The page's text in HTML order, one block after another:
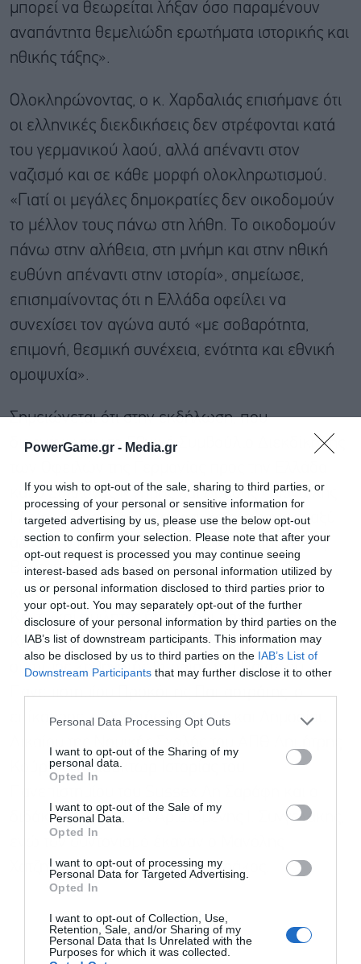
PowerGame.gr - Media.gr
If you wish to opt-out of the sale, sharing to third parties, or
processing of your personal or sensitive information for
targeted advertising by us, please use the below opt-out
section to confirm your selection. Please note that after your
opt-out request is processed you may continue seeing
interest-based ads based on personal information utilized by
us or personal information disclosed to third parties prior to
your opt-out. You may separately opt-out of the further
disclosure of your personal information by third parties on the
IAB’s list of downstream participants. This information may
also be disclosed by us to third parties on the IAB’s List of
Downstream Participants that may further disclose it to other
Personal Data Processing Opt Outs
I want to opt-out of the Sharing of my
personal data.
Opted In
I want to opt-out of the Sale of my
Personal Data.
Opted In
I want to opt-out of processing my
Personal Data for Targeted Advertising.
Opted In
I want to opt-out of Collection, Use,
Retention, Sale, and/or Sharing of my
Personal Data that Is Unrelated with the
Purposes for which it was collected.
μπορεί να θεωρείται λήξαν όσο παραμένουν
αναπάντητα θεμελιώδη ερωτήματα ιστορικής και
ηθικής τάξης».
Ολοκληρώνοντας, ο κ. Χαρδαλιάς επισήμανε ότι
οι ελληνικές διεκδικήσεις δεν στρέφονται κατά
του γερμανικού λαού, αλλά απέναντι στον
ναζισμό και σε κάθε μορφή ολοκληρωτισμού.
«Γιατί οι μεγάλες δημοκρατίες δεν οικοδομούν
το μέλλον τους πάνω στη λήθη. Το οικοδομούν
πάνω στην αλήθεια, στη μνήμη και στην ηθική
ευθύνη απέναντι στην ιστορία», σημείωσε,
επισημαίνοντας ότι η Ελλάδα οφείλει να
συνεχίσει τον αγώνα αυτό «με σοβαρότητα,
επιμονή, θεσμική συνέχεια, ενότητα και εθνική
ομοψυχία».
Σημειώνεται ότι στην εκδήλωση, που
διοργάνωσαν το Εθνικό Συμβούλιο Διεκδίκησης
και ο Σύλλογος Μνήμης και Δράσης «Μανώλης
Γλέζος», παρευρέθηκαν και χαιρέτισαν, μεταξύ
άλλων, ο πρώην πρόεδρος της Βουλής Νίκος
Βούτσης, ο δήμαρχος Αθηναίων Χάρης Δούκας
και ο δήμαρχος Διστόμου Γιάννης Σταθάς.
Κεντρικοί ομιλητές ήταν ο δήμαρχος
Καλαβρύτων Θανάσης Παπαδόπουλος, ο
ομότιμος καθηγητής Ιστορίας του Παντείου
Πανεπιστημίου Προκόπης Παπαστράτης, ο
επίκουρος καθηγητής Διεθνούς και Δημοσίου
Κούρτης, η διδάκτωρ Ιστορίας του
διδάκτωρ του ΕΚΠΑ Αριστομένης Ι. Συγγελάκης,
ενώ τον συντονισμό έκαναν ο Μανόλης
Χατζηνάκης και ο Θανάσης Πετράκος.